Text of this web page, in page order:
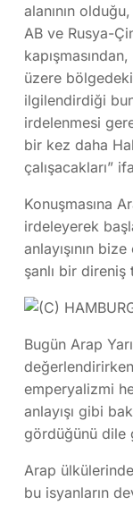
alanının
AB ve Rusya-
üzere
ilgilendirdiği
irdelenmesi
bir kez daha
çalışacakları”
Konuşmasına
irdeleyerek
anlayışının
şanlı bir direniş
Bugün Arap
emperyalizmi
anlayışı gibi
gördüğünü dile
Arap
bu isyanların